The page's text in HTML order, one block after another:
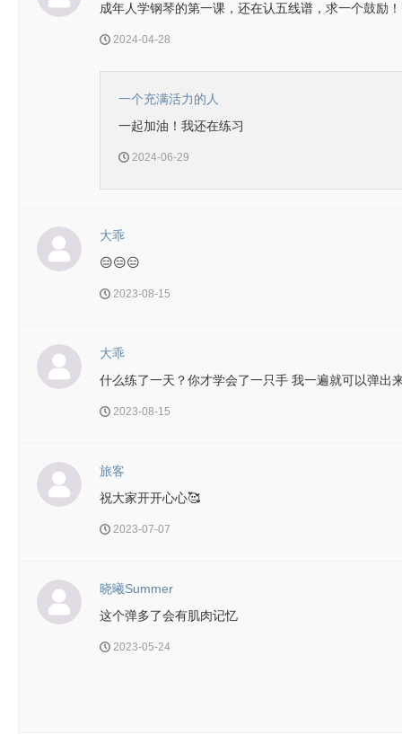
成年人学钢琴的第一课，还在认五线谱，求一个鼓励！
2024-04-28
一个充满活力的人
一起加油！我还在练习
2024-06-29
大乖
😑😑😑
2023-08-15
大乖
什么练了一天？你才学会了一只手 我一遍就可以弹出
2023-08-15
旅客
祝大家开开心心🥰
2023-07-07
晓曦Summer
这个弹多了会有肌肉记忆
2023-05-24